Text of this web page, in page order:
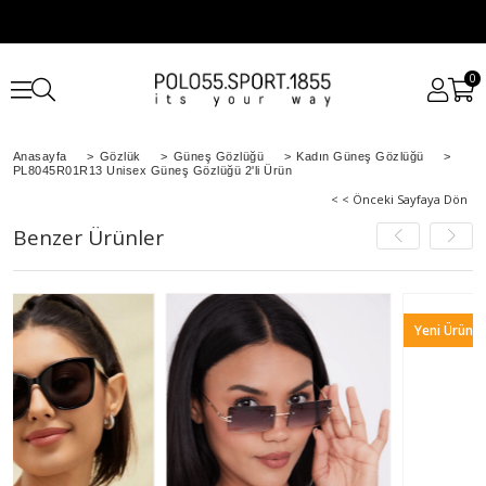
0
Anasayfa > Gözlük > Güneş Gözlüğü > Kadın Güneş Gözlüğü
>
PL8045R01R13 Unisex Güneş Gözlüğü 2'li Ürün
< < Önceki Sayfaya Dön
Benzer Ürünler